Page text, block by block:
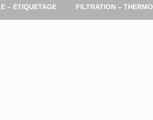
– ÉTIQUETAGE FILTRATION – THERMO